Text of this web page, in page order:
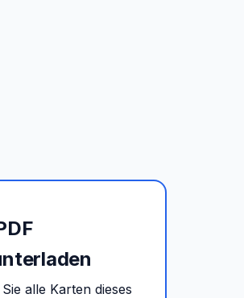
alle Karten dieses